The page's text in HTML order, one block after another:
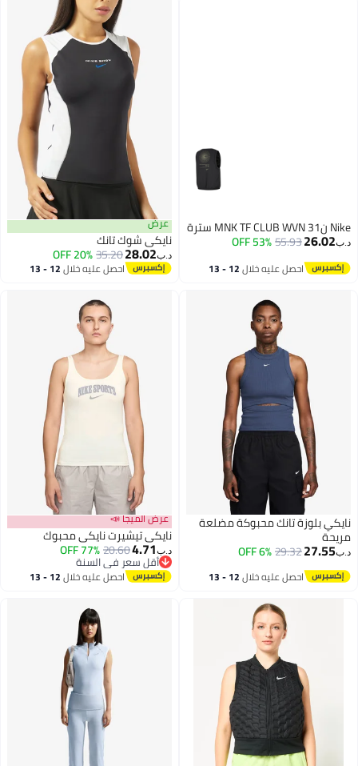
Nike ن31 MNK TF CLUB WVN سترة
د.ب‏26.02
55.93
53% OFF
احصل عليه خلال 12 - 13
2
عرض
نايكي شوك تانك
د.ب‏28.02
35.20
20% OFF
احصل عليه خلال 12 - 13
نايكي بلوزة تانك محبوكة مضلعة
مريحة
د.ب‏27.55
29.32
6% OFF
احصل عليه خلال 12 - 13
اغسطس
2
عرض الميجا 📣
نايكي تيشيرت نايكي محبوك
د.ب‏4.71
20.60
77% OFF
أقل سعر في السنة
أقل سعر في السنة
احصل عليه خلال 12 - 13
اغسطس